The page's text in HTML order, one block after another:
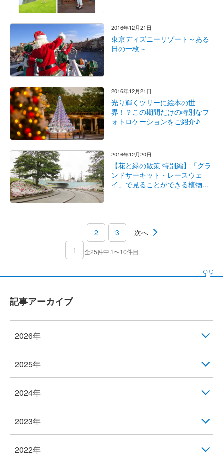
2016年12月21日
東京ディズニーリゾート～ある
日の一枚～
2016年12月21日
光り輝くツリーに絵本の世
界！？この期間だけの特別なフ
ォトロケーションをご紹介♪
2016年12月20日
【花と緑の散策 特別編】「グラ
ンドサーキット・レースウェ
イ」で見ることができる植物...
1
2 3 次へ
全25件中 1〜10件目
記事アーカイブ
2026年
2025年
2024年
2023年
2022年